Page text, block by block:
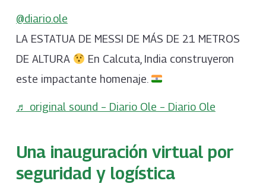
@diario.ole
LA ESTATUA DE MESSI DE MÁS DE 21 METROS
DE ALTURA
En Calcuta, India construyeron
este impactante homenaje.
♬ original sound – Diario Ole – Diario Ole
Una inauguración virtual por
seguridad y logística